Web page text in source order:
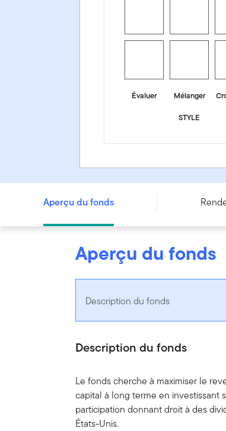
Évaluer Mélanger
STYLE
Fonds américain de revenu mensuel Franklin -
Aperçu du fonds
Aperçu du fonds
Description du fonds
Description du fonds
Le fonds cherche à maximiser le
capital à long terme en
participation donnant droit à des
États-Unis.